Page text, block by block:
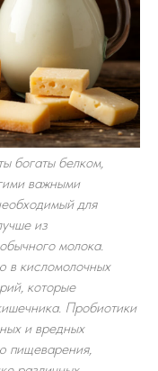
богаты белком,
важными
для
из
молока.
в кисломолочных
которые
Пробиотики
и вредных
пищеварения,